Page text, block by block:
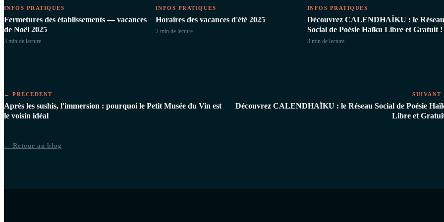
INFOS PRATIQUES
Fermetures des établissements — vacances
de Noël 2025
3 min de lecture
INFOS PRATIQUES
Horaires des vacances d'été 2025
2 min de lecture
INFOS PRATIQUES
Découvrez CALENDHAÏKU : le Réseau
Social de Poésie Haïku Libre et Gratuit !
3 min de lecture
← PRÉCÉDENT
Après les sushis, l'immersion : pourquoi le Petit Musée du Vin est
le voisin idéal
SUIVANT
Découvrez CALENDHAÏKU : le Réseau Social de Poésie
Libre et
← Retour au blog